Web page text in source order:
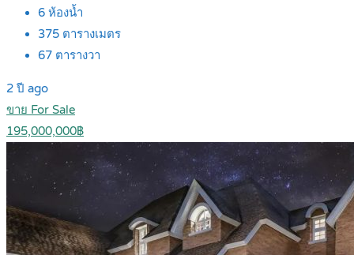
6 ห้องน้ำ
375 ตารางเมตร
67 ตารางวา
2 ปี ago
ขาย For Sale
195,000,000฿